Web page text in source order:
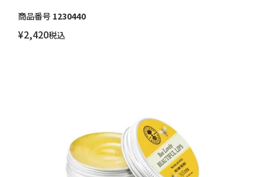
商品番号 1230440
¥2,420税込